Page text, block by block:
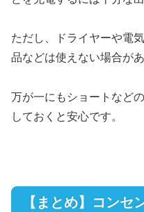
ただし、ドライヤーや電
品などは使えない場合があ
万が一にもショートなど
しておくと安心です。
【まとめ】コンセ